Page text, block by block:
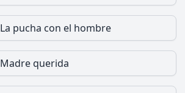
La pucha con el hombre
Madre querida